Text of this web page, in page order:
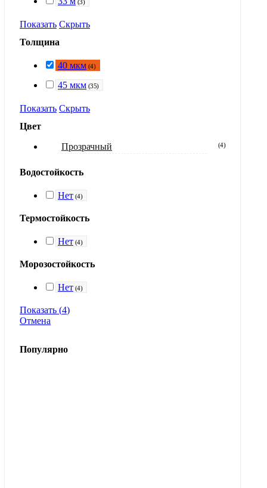
(3)
Показать Скрыть
Толщина
40 мкм (4)
45 мкм (35)
Показать Скрыть
Цвет
Прозрачный
(4)
Водостойкость
Нет (4)
Термостойкость
Нет (4)
Морозостойкость
Нет (4)
Показать (4)
Отмена
Популярно